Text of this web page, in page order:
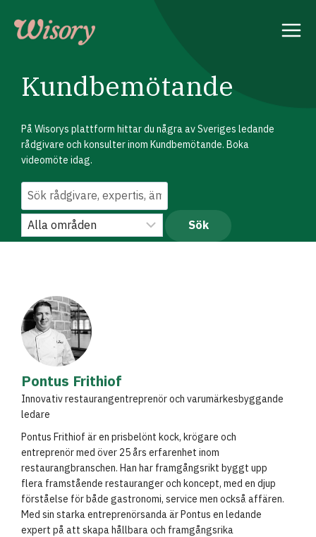
content
Kundbemötande
På Wisorys plattform hittar du några av Sveriges ledande
rådgivare och konsulter inom Kundbemötande. Boka
videomöte idag.
Pontus Frithiof
Innovativ restaurangentreprenör och varumärkesbyggande
ledare
Pontus Frithiof är en prisbelönt kock, krögare och
entreprenör med över 25 års erfarenhet inom
restaurangbranschen. Han har framgångsrikt byggt upp
flera framstående restauranger och koncept, med en djup
förståelse för både gastronomi, service men också affären.
Med sin starka entreprenörsanda är Pontus en ledande
expert på att skapa hållbara och framgångsrika